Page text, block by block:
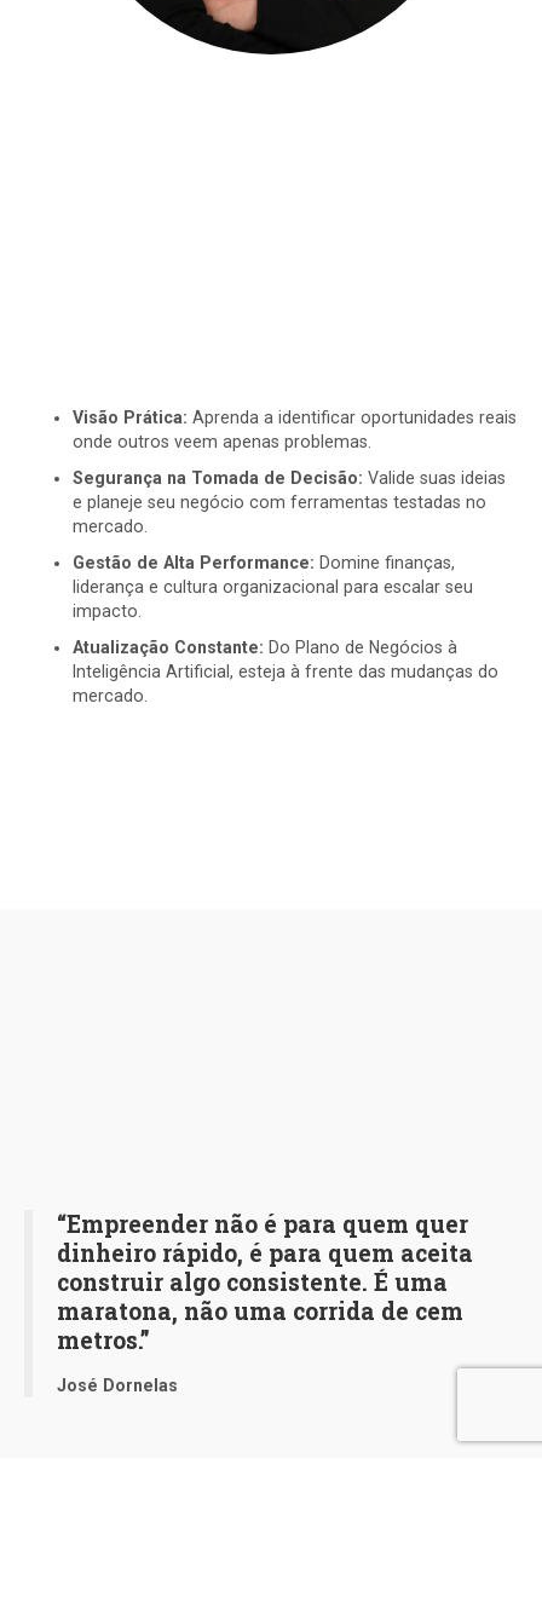
Visão Prática: Aprenda a identificar oportunidades reais
onde outros veem apenas problemas.
Segurança na Tomada de Decisão: Valide suas ideias
e planeje seu negócio com ferramentas testadas no
mercado.
Gestão de Alta Performance: Domine finanças,
liderança e cultura organizacional para escalar seu
impacto.
Atualização Constante: Do Plano de Negócios à
Inteligência Artificial, esteja à frente das mudanças do
mercado.
“Empreender não é para quem quer
dinheiro rápido, é para quem aceita
construir algo consistente. É uma
maratona, não uma corrida de cem
metros.”
José Dornelas